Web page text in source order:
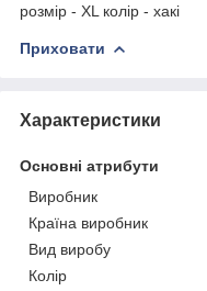
розмір - XL колір - хакі
Приховати
Характеристики
Основні атрибути
Виробник
Країна виробник
Вид виробу
Колір